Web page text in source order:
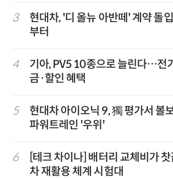
3
현대차, '디 올뉴 아반떼' 계약
부터
4
기아, PV5 10종으로 늘린다…전
금·할인 혜택
5
현대차 아이오닉 9, 獨 평가서
파워트레인 '우위'
6
[테크 차이나] 배터리 교체비가
차 재활용 체계 시험대